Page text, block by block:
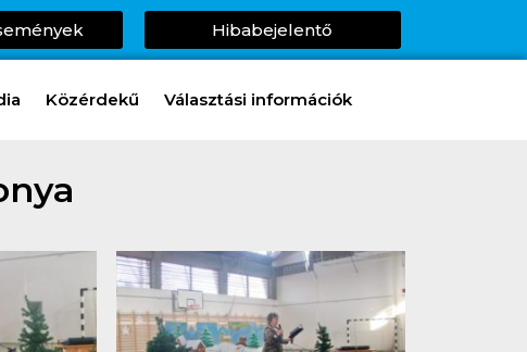
Hibabejelentő
Közérdekű Választási információk